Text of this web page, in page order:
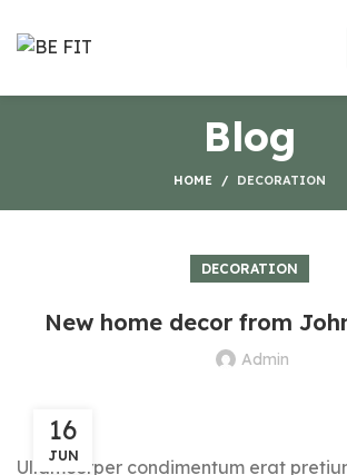
Blog
HOME DECORATION
DECORATION
New home decor from
Admin
16
JUN
Ullamcorper condimentum erat